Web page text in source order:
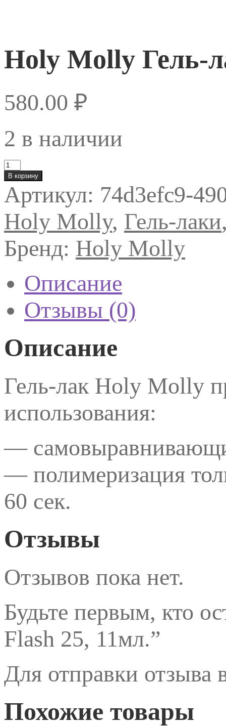
Holy Molly Гель-
580.00 ₽
2 в наличии
Количество
товара
Holy
Molly
Гель-
25,
В корзину
Артикул: 74d3efc9-
Holy Molly, Гель-лаки
Бренд: Holy Molly
Описание
Отзывы (0)
Описание
Гель-лак Holy Molly
использования:
—
— полимеризация
60 сек.
Отзывы
Отзывов пока нет.
Будьте первым, кто
Flash 25, 11мл.”
Для отправки отзыва
Похожие товары